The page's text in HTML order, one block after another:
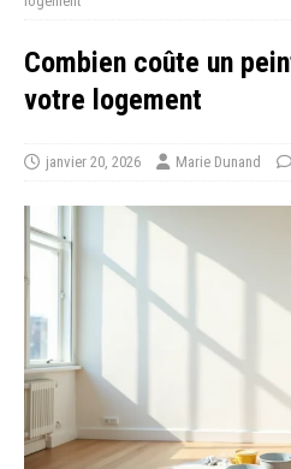
Combien coûte un
votre logement
janvier 20, 2026 Marie Dunand